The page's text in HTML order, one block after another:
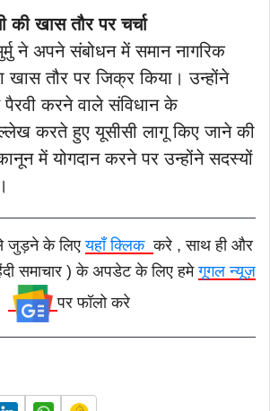
की खास तौर पर चर्चा
मुर्मु ने अपने संबोधन में समान नागरिक
खास तौर पर जिक्र किया। उन्होंने
करने वाले संविधान के
करते हुए यूसीसी लागू किए जाने की
में योगदान करने पर उन्होंने सदस्यों
जुड़ने के लिएयहाँ क्लिककरे , साथ ही और
समाचार ) के अपडेट के लिए हमेगूगल न्यूज़
पर फॉलो करे